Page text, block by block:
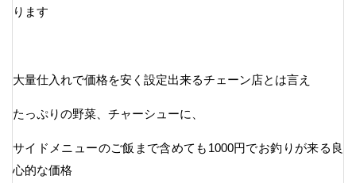
ります
大量仕入れで価格を安く設定出来るチェーン店とは言え
たっぷりの野菜、チャーシューに、
サイドメニューのご飯まで含めても1000円でお釣りが来る良
心的な価格